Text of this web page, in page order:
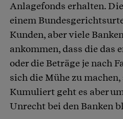
Anlagefonds erhalten.
einem
Kunden, aber viele
ankommen, dass die das
oder die Beträge je nach
sich die Mühe zu
Kumuliert geht es aber
Unrecht bei den Banken